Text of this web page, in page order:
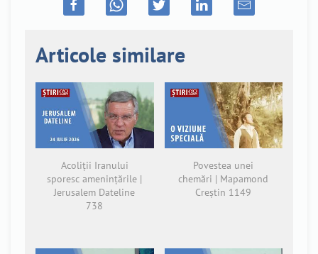
Articole similare
Acoliții Iranului
sporesc amenințările |
Jerusalem Dateline
738
Povestea unei
chemări | Mapamond
Creștin 1149